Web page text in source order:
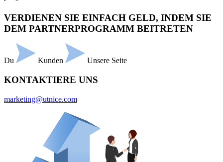
VERDIENEN SIE EINFACH GELD, INDEM SIE
DEM PARTNERPROGRAMM BEITRETEN
Du Kunden Unsere Seite
KONTAKTIERE UNS
marketing@utnice.com